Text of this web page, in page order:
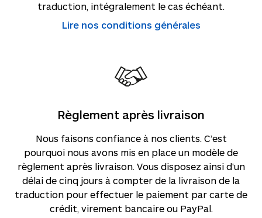
traduction, intégralement le cas échéant.
Lire nos conditions générales
Règlement après livraison
Nous faisons confiance à nos clients. C’est
pourquoi nous avons mis en place un modèle de
règlement après livraison. Vous disposez ainsi d'un
délai de cinq jours à compter de la livraison de la
traduction pour effectuer le paiement par carte de
crédit, virement bancaire ou PayPal.